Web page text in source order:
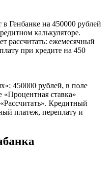
Генбанке на 450000 рублей
калькуляторе.
рассчитать: ежемесячный
при кредите на 450
450000 рублей, в поле
«Процентная ставка»
Кредитный
платеж, переплату и